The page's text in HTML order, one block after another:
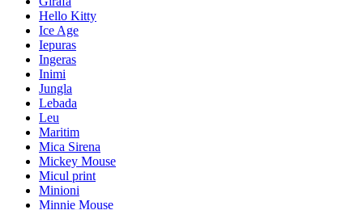
Hello Kitty
Ice Age
Iepuras
Ingeras
Inimi
Jungla
Lebada
Leu
Maritim
Mica Sirena
Mickey Mouse
Micul print
Minioni
Minnie Mouse